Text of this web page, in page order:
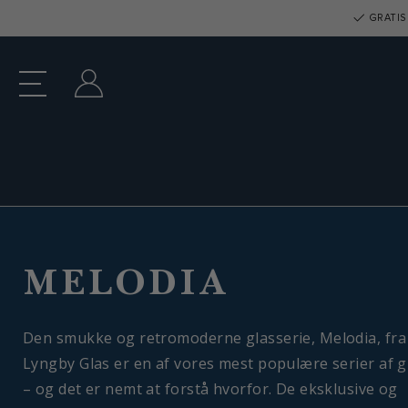
MELODIA
Den smukke og retromoderne glasserie, Melodia, fra
Lyngby Glas er en af vores mest populære serier af
– og det er nemt at forstå hvorfor. De eksklusive og